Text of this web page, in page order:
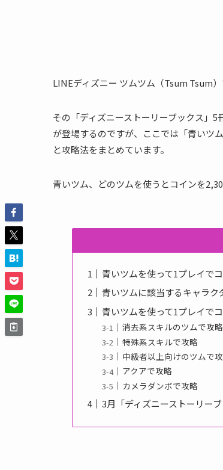
LINEディズニー ツムツム（Tsum Tsum
その「ディズニーストーリーブックス」5
が登場するのですが、ここでは「青いツ
と攻略法をまとめています。
青いツム、どのツムを使うとコインを
青いツムを使って1プレイで
青いツムに該当するキャラク
青いツムを使って1プレイで
消去系スキルのツムで攻略
特殊系スキルで攻略
中級者以上向けのツムで
アクアで攻略
カメラダンボで攻略
3月「ディズニーストーリー